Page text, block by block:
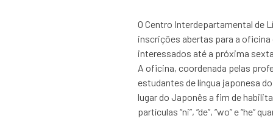
O Centro Interdepartamental de
inscrições abertas para a oficina
interessados até a próxima
A oficina, coordenada pelas
estudantes de língua japonesa
lugar do Japonês a fim de
partículas “ni”, “de”, “wo” e “he”